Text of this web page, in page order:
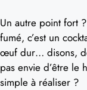
Un autre point fort
fumé, c’est un
œuf dur… disons,
pas envie d’être le
simple à réaliser ?